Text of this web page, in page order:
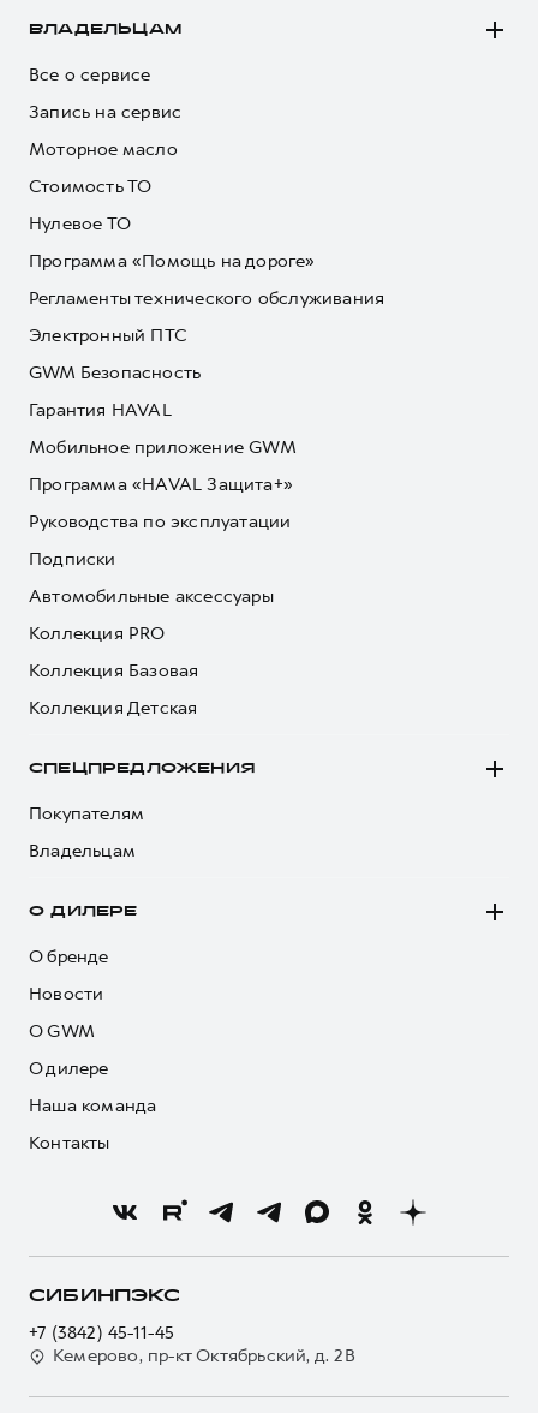
ВЛАДЕЛЬЦАМ
Все о сервисе
Запись на сервис
Моторное масло
Стоимость ТО
Нулевое ТО
Программа «Помощь на дороге»
Регламенты технического обслуживания
Электронный ПТС
GWM Безопасность
Гарантия HAVAL
Мобильное приложение GWM
Программа «HAVAL Защита+»
Руководства по эксплуатации
Подписки
Автомобильные аксессуары
Коллекция PRO
Коллекция Базовая
Коллекция Детская
СПЕЦПРЕДЛОЖЕНИЯ
Покупателям
Владельцам
О ДИЛЕРЕ
О бренде
Новости
О GWM
О дилере
Наша команда
Контакты
СИБИНПЭКС
+7 (3842) 45-11-45
Кемерово, пр-кт Октябрьский, д. 2В